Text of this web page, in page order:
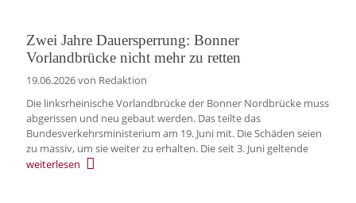
Zwei Jahre Dauersperrung: Bonner
Vorlandbrücke nicht mehr zu retten
19.06.2026von Redaktion
Die linksrheinische Vorlandbrücke der Bonner Nordbrücke muss
abgerissen und neu gebaut werden. Das teilte das
Bundesverkehrsministerium am 19. Juni mit. Die Schäden seien
zu massiv, um sie weiter zu erhalten. Die seit 3. Juni geltende
weiterlesen